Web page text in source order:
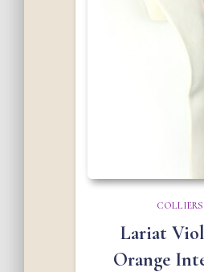
COLLIERS
Lariat
Orange